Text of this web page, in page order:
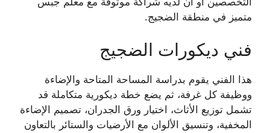
متميز في منطقة الضجيج.
فني ديكورات الضجيج
هذا الفني يقوم بدراسة المساحة المتاحة والإضاءة
ووظيفة كل غرفة، ثم يضع خطة ديكورية متكاملة قد
تشمل توزيع الأثاث، اختيار ورق الجدران، تصميم الإضاءة
المخفية، وتنسيق الألوان مع الأرضيات والستائر بالتعاون